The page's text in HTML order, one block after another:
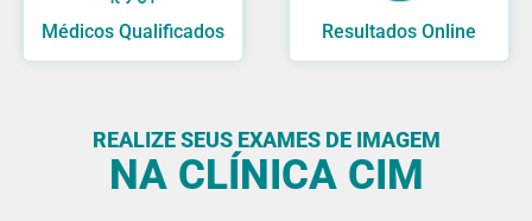
Médicos Qualificados Resultados Online
REALIZE SEUS EXAMES DE IMAGEM
NA CLÍNICA CIM